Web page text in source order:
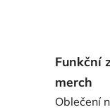
Funkční
merch
Oblečení